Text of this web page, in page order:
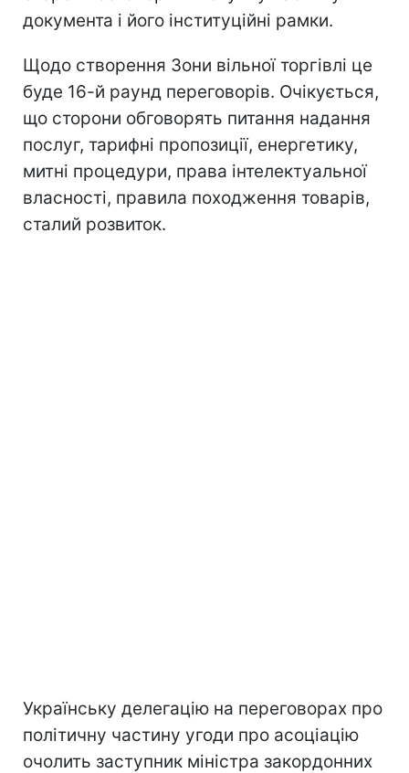
документа i його iнституцiйнi рамки.
Щодо створення Зони вiльної торгiвлi це
буде 16-й раунд переговорiв. Очiкується,
що сторони обговорять питання надання
послуг, тарифнi пропозицiї, енергетику,
митнi процедури, права iнтелектуальної
власностi, правила походження товарiв,
сталий розвиток.
Українську делегацiю на переговорах про
полiтичну частину угоди про асоцiацiю
очолить заступник мiнiстра закордонних